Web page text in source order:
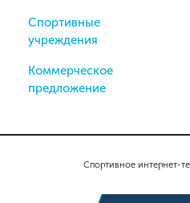
Спортивное интернет-
Спортивные
учреждения
Коммерческое
предложение